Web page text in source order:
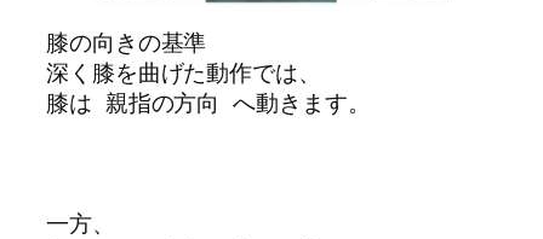
膝の向きの基準
深く膝を曲げた動作では、
膝は 親指の方向 へ動きます。
一方、